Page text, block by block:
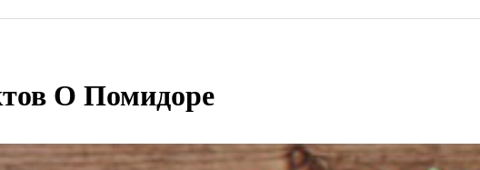
О Помидоре